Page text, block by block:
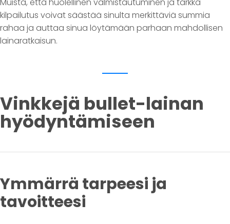
Muista, että huolellinen valmistautuminen ja tarkka
kilpailutus voivat säästää sinulta merkittäviä summia
rahaa ja auttaa sinua löytämään parhaan mahdollisen
lainaratkaisun.
Vinkkejä bullet-lainan
hyödyntämiseen
Ymmärrä tarpeesi ja
tavoitteesi